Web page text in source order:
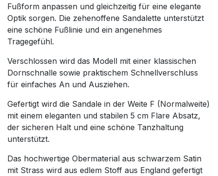
Fußform anpassen und gleichzeitig für eine elegante
Optik sorgen. Die zehenoffene Sandalette unterstützt
eine schöne Fußlinie und ein angenehmes
Tragegefühl.
Verschlossen wird das Modell mit einer klassischen
Dornschnalle sowie praktischem Schnellverschluss
für einfaches An und Ausziehen.
Gefertigt wird die Sandale in der Weite F (Normalweite)
mit einem eleganten und stabilen 5 cm Flare Absatz,
der sicheren Halt und eine schöne Tanzhaltung
unterstützt.
Das hochwertige Obermaterial aus schwarzem Satin
mit Strass wird aus edlem Stoff aus England gefertigt